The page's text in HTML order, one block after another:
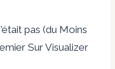
pas (du Moins
Sur Visualizer